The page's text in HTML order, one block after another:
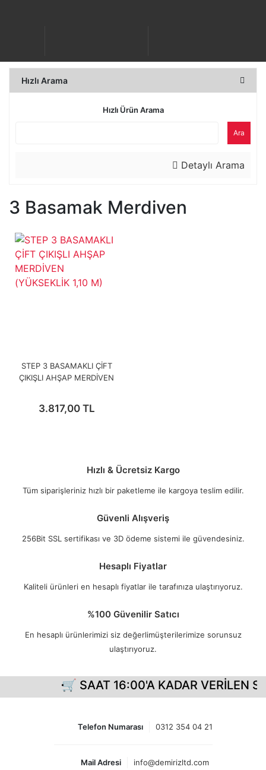
Hızlı Arama
Hızlı Ürün Arama
Ara
Detaylı Arama
3 Basamak Merdiven
STEP 3 BASAMAKLI ÇİFT
ÇIKIŞLI AHŞAP MERDİVEN
3.817,00 TL
Hızlı & Ücretsiz Kargo
Tüm siparişleriniz hızlı bir paketleme ile kargoya teslim edilir.
Güvenli Alışveriş
256Bit SSL sertifikası ve 3D ödeme sistemi ile güvendesiniz.
Hesaplı Fiyatlar
Kaliteli ürünleri en hesaplı fiyatlar ile tarafınıza ulaştırıyoruz.
%100 Güvenilir Satıcı
En hesaplı ürünlerimizi siz değerlimüşterilerimize sorunsuz
ulaştırıyoruz.
🛒 SAAT 16:00'A KADAR VERİLEN
Telefon Numarası 0312 354 04 21
Mail Adresi info@demirizltd.com